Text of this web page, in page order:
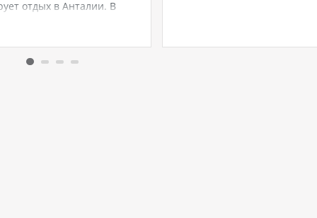
отдых в Анталии. В
предлагает
опыт — от семейных
расположен в живописном